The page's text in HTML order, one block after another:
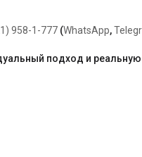
958-1-777 (WhatsApp,
подход и